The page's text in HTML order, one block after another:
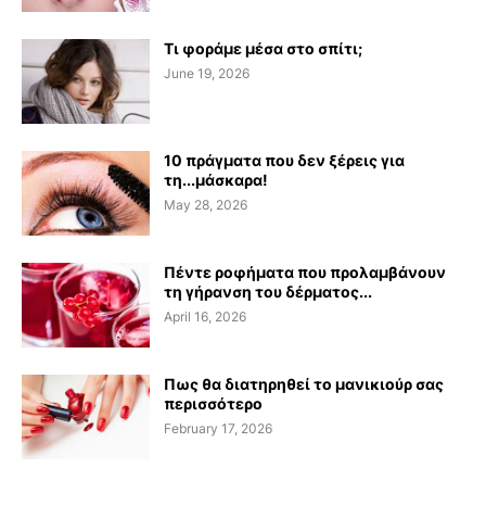
Τι φοράμε μέσα στο σπίτι;
June 19, 2026
10 πράγματα που δεν ξέρεις για
τη...μάσκαρα!
May 28, 2026
Πέντε ροφήματα που προλαμβάνουν
τη γήρανση του δέρματος...
April 16, 2026
Πως θα διατηρηθεί το μανικιούρ σας
περισσότερο
February 17, 2026